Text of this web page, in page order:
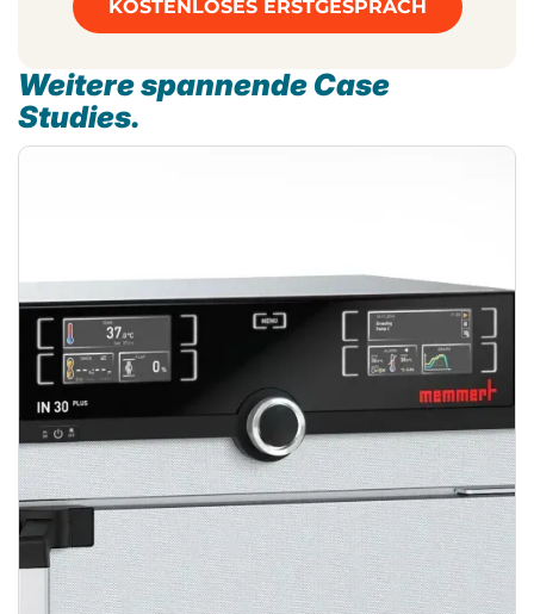
KOSTENLOSES ERSTGESPRÄCH
Weitere spannende Case
Studies.